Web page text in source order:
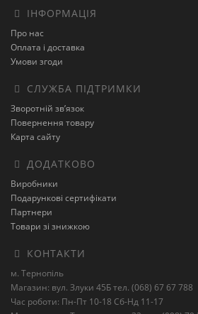
ІНФОРМАЦІЯ
Про нас
Оплата і доставка
Умови згоди
СЛУЖБА ПІДТРИМКИ
Зворотній зв’язок
Повернення товару
Карта сайту
ДОДАТКОВО
Виробники
Подарункові сертифікати
Партнери
Товари зі знижкою
КОНТАКТИ
м. Тернопіль
Магазин: вул. Злуки 45Б тел. (068) 67 67 788
Час роботи: Пн-Пт 10-18 Сб-Нд 11-17